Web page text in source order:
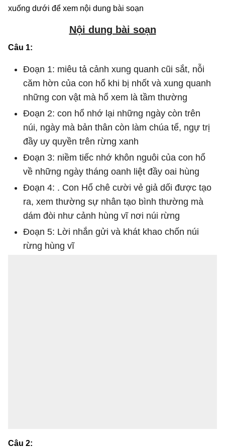
xuống dưới để xem nội dung bài soạn
Nội dung bài soạn
Câu 1:
Đoạn 1: miêu tả cảnh xung quanh cũi sắt, nỗi
căm hờn của con hổ khi bị nhốt và xung quanh
những con vật mà hổ xem là tầm thường
Đoạn 2: con hổ nhớ lại những ngày còn trên
núi, ngày mà bản thân còn làm chúa tể, ngự trị
đầy uy quyền trên rừng xanh
Đoạn 3: niềm tiếc nhớ khôn nguôi của con hổ
về những ngày tháng oanh liệt đầy oai hùng
Đoạn 4: . Con Hổ chê cười vẻ giả dối được tạo
ra, xem thường sự nhân tạo bình thường mà
dám đòi như cảnh hùng vĩ nơi núi rừng
Đoạn 5: Lời nhắn gửi và khát khao chốn núi
rừng hùng vĩ
Câu 2: